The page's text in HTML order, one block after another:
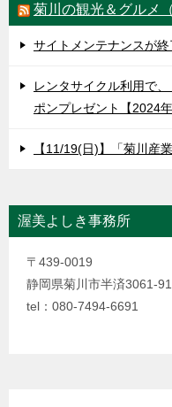
菊川の観光＆グルメ
サイトメンテナンスが
レンタサイクル利用で
ポンプレゼント【2024
【11/19(日)】「菊川産
渥美よしき事務所
〒439-0019
静岡県菊川市半済3061-91
tel：080-7494-6691